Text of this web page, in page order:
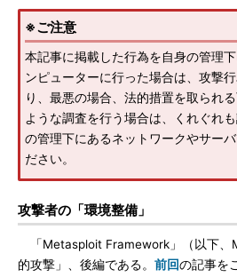
※ご注意
本記事に掲載した行為を自身の管理
ンピューターに行った場合は、攻撃
り、最悪の場合、法的措置を取られ
ような調査を行う場合は、くれぐれ
の管理下にあるネットワークやサー
ださい。
攻撃者の「環境整備」
「Metasploit Framework」（以下、
的攻撃」、後編である。 前回の記事を